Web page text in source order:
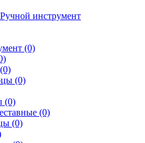
Ручной инструмент
(0)
(0)
(0)
(0)
(0)